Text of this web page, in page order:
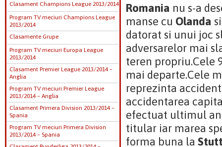
Clasament Champions League 2013/2014
Program TV meciuri Champions League
2013/2014
Clasamente Grupe
Program TV meciuri Europa League
2013/2014
Clasament Premier League 2013/2014 –
Anglia
Program TV meciuri Premier League
2013/2014 – Anglia
Clasament Primera Division 2013/2014 –
Spania
Program TV meciuri Primera Division
2013/2014 – Spania
Romania nu s-a
manse cu Olanda
datorat si unui joc
adversarelor mai
teren propriu.Cele
mai departe.Cele
reprezinta
accidentarea
efectuat ultimul
titular iar marea
forma buna la